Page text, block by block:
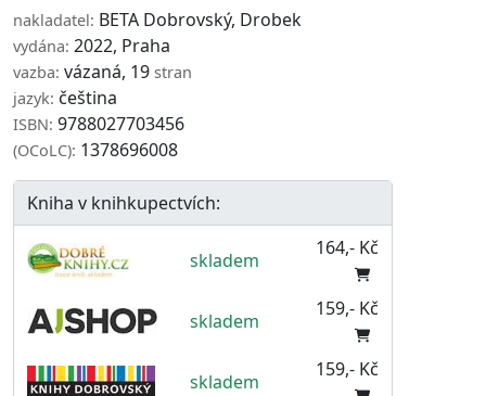
nakladatel: BETA Dobrovský, Drobek
vydána: 2022, Praha
vazba: vázaná, 19 stran
jazyk: čeština
ISBN: 9788027703456
(OCoLC): 1378696008
Kniha v knihkupectvích:
skladem
164,- Kč
skladem
159,- Kč
skladem
159,- Kč